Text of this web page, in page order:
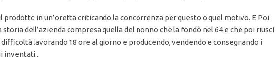
prodotto in un’oretta criticando la concorrenza per questo o quel motivo. E Poi
storia dell’azienda compresa quella del nonno che la fondò nel 64 e che poi riuscì
lavorando 18 ore al giorno e producendo, vendendo e consegnando i
inventati...